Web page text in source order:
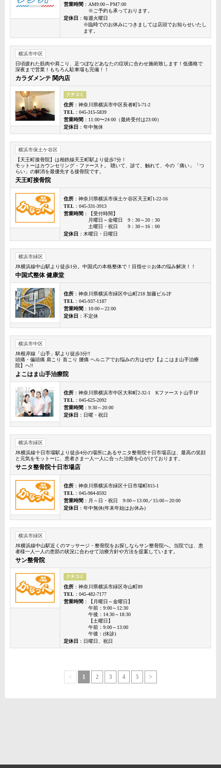
営業時間 ：AM9:00～PM7:00
※ご予約も承っております。
定休日 ：毎週火曜日
※臨時でのお休みにつきましては店頭でお知らせいたし
ます。
横浜市中区
日頃疲れた筋肉や肩こり、足つぼなどあなたの症状に合わせ施術致します！低価格で
深夜まで営業！もちろん駐車場も完備！！
カラダメンテ 関内店
クチコミ
住所 ：神奈川県横浜市中区長者町5-71-2
TEL ：045-315-5839
営業時間 ：11:00〜24:00（最終受付は23:00）
定休日 ：年中無休
横浜市保土ケ谷区
【天王町接骨院】は相鉄線天王町駅より徒歩7分！
モットーはカウンセリング・ファースト。 聴いて、診て、触れて、今の「痛い」「つ
らい」の解消を最優先する接骨院です。
天王町接骨院
住所 ：神奈川県横浜市保土ケ谷区天王町1-22-16
TEL ：045-331-3913
営業時間 ：【受付時間】
月曜日～金曜日 9：30～20：30
土曜日・祝日 9：30～16：00
定休日 ：木曜日・日曜日
横浜市緑区
JR横浜線中山駅より徒歩1分。中国式の本格整体で！目指せ☆お体の悩み解決！！
中国式整体 健康堂
住所 ：神奈川県横浜市緑区中山町218 加藤ビル2F
TEL ：045-937-1187
営業時間 ：10:00～22:00
定休日 ：不定休
横浜市中区
JR根岸線「山手」駅より徒歩3分!!
頭痛・偏頭痛 肩こり 首こり 腰痛 ヘルニアでお悩みの方はぜひ【よこはま山手治療
院】へ!!
よこはま山手治療院
住所 ：神奈川県横浜市中区大和町2-32-1 Kファースト山手1F
TEL ：045-625-2092
営業時間 ：9:30～20:00
定休日 ：日曜・祝日
横浜市緑区
JR横浜線十日市場駅より徒歩4分の場所にあるサニタ整骨院十日市場店は、最高の笑顔
と元気をモットーに、患者さま一人一人に合った治療を心がけております。
サニタ整骨院十日市場店
住所 ：神奈川県横浜市緑区十日市場町815-1
TEL ：045-984-8592
営業時間 ：月～日・祝日 9:00～13:00／15:00～20:00
定休日 ：年中無休(年末年始はお休み)
横浜市緑区
JR横浜線中山駅近くのマッサージ・整骨院をお探しならサン整骨院へ。当院では、患
者様一人一人の患部の状況に合わせて治療方針や方法を提案しています。
サン整骨院
クチコミ
住所 ：神奈川県横浜市緑区寺山町89
TEL ：045-482-7177
営業時間 ：【月曜日～金曜日】
午前：9:00～12:30
午後：14:30～18:30
【土曜日】
午前：9:00～13:00
午後：(休診)
定休日 ：日曜日、祝日
< 1 2 3 4 5 >